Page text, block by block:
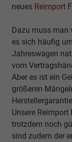
neues Reimport
Dazu muss man
es sich häufig
Jahreswagen
vom
Aber es ist ein
größeren
Unsere
trotzdem noch
sind zudem der